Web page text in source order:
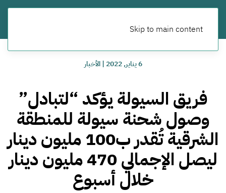
Skip to main content
6 يناير, 2022 |الأخبار
فريق السيولة يؤكد “لتبادل”
وصول شحنة سيولة للمنطقة
الشرقية تُقدر ب100 مليون دينار
ليصل الإجمالي 470 مليون دينار
خلال أسبوع